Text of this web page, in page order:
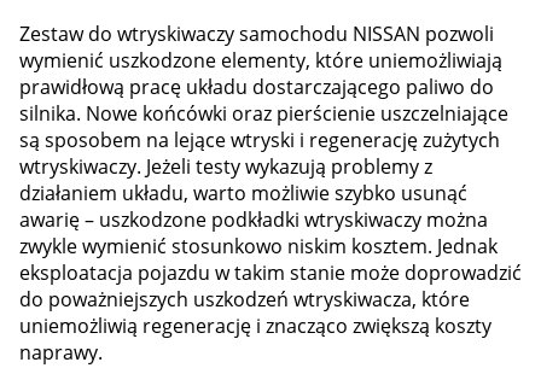
Zestaw do wtryskiwaczy samochodu NISSAN pozwoli
wymienić uszkodzone elementy, które uniemożliwiają
prawidłową pracę układu dostarczającego paliwo do
silnika. Nowe końcówki oraz pierścienie uszczelniające
są sposobem na lejące wtryski i regenerację zużytych
wtryskiwaczy. Jeżeli testy wykazują problemy z
działaniem układu, warto możliwie szybko usunąć
awarię – uszkodzone podkładki wtryskiwaczy można
zwykle wymienić stosunkowo niskim kosztem. Jednak
eksploatacja pojazdu w takim stanie może doprowadzić
do poważniejszych uszkodzeń wtryskiwacza, które
uniemożliwią regenerację i znacząco zwiększą koszty
naprawy.